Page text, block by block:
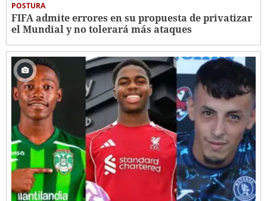
POSTURA
FIFA admite errores en su propuesta de privatizar
el Mundial y no tolerará más ataques